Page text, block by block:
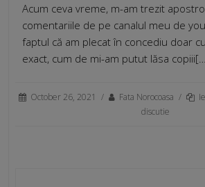
Acum ceva vreme, m-am trezit
comentariile de pe canalul meu de
faptul că am plecat în concediu doar
exact, cum de mi-am putut lăsa
October 26, 2021 / Fata Norocoasa /
discutie